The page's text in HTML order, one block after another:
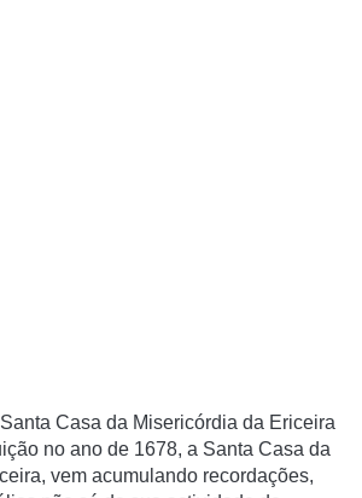
Casa da Misericórdia da Ericeira
no ano de 1678, a Santa Casa da
vem acumulando recordações,